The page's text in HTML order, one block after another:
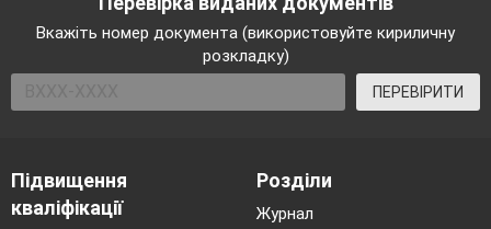
Вкажіть номер документа (використовуйте кириличну
розкладку)
ПЕРЕВІРИТИ
Підвищення
кваліфікації
Розділи
Журнал